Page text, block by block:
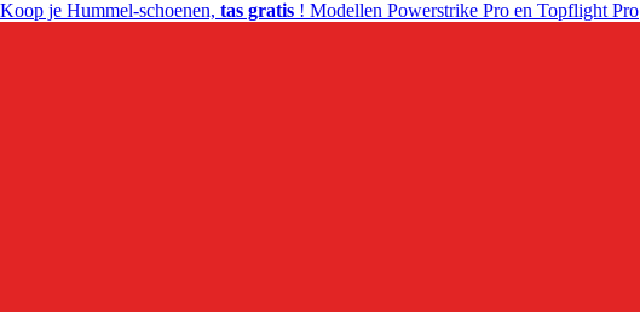
Koop je Hummel-schoenen, tas gratis ! Modellen Powerstrike Pro en Topflight Pro